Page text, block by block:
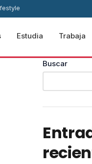
Estudia Trabaja
Buscar